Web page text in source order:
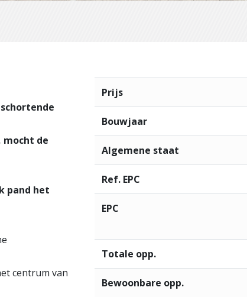
Prijs
Bouwjaar
Algemene staat
Ref. EPC
EPC
Totale opp.
Bewoonbare opp.
mocht de
pand het
centrum van